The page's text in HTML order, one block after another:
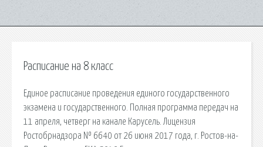
Расписание на 8 класс
Единое расписание проведения единого государственного
экзамена и государственного. Полная программа передач на
11 апреля, четверг на канале Карусель. Лицензия
Ростобрнадзора № 6640 от 26 июня 2017 года, г. Ростов-на-